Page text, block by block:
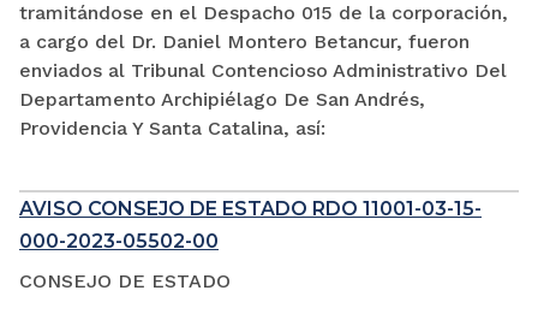
tramitándose en el Despacho 015 de la corporación,
a cargo del Dr. Daniel Montero Betancur, fueron
enviados al Tribunal Contencioso Administrativo Del
Departamento Archipiélago De San Andrés,
Providencia Y Santa Catalina, así:
AVISO CONSEJO DE ESTADO RDO 11001-03-15-
000-2023-05502-00
CONSEJO DE ESTADO